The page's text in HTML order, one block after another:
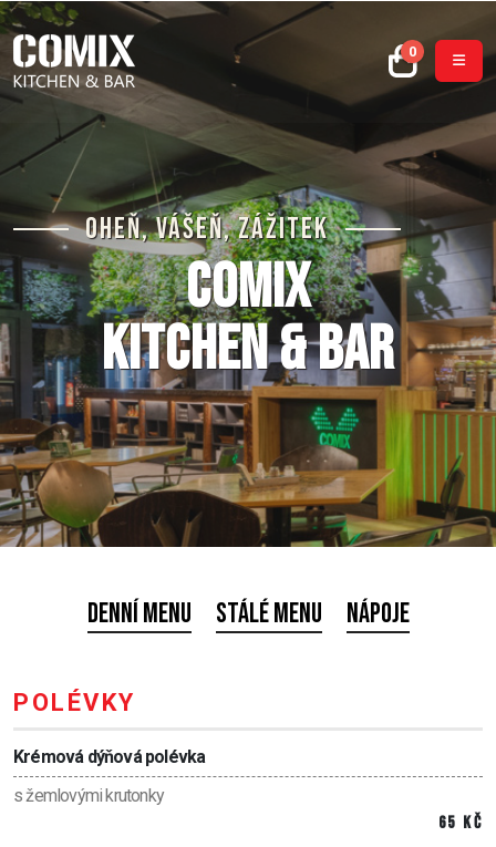
0
Oheň, Vášeň, Zážitek
COMIX
kitchen & bar
Denní menu Stálé menu Nápoje
POLÉVKY
Krémová dýňová polévka
s žemlovými krutonky
65 Kč